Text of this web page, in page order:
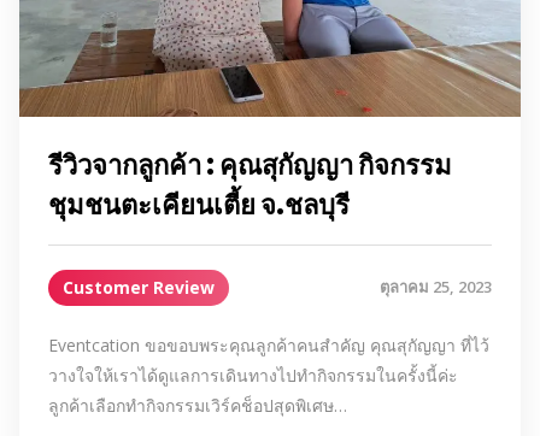
รีวิวจากลูกค้า : คุณสุกัญญา กิจกรรม
ชุมชนตะเคียนเตี้ย จ.ชลบุรี
Customer Review ตุลาคม 25, 2023
Eventcation ขอขอบพระคุณลูกค้าคนสำคัญ คุณสุกัญญา ที่ไว้
วางใจให้เราได้ดูแลการเดินทางไปทำกิจกรรมในครั้งนี้ค่ะ
ลูกค้าเลือกทำกิจกรรมเวิร์คช็อปสุดพิเศษ…